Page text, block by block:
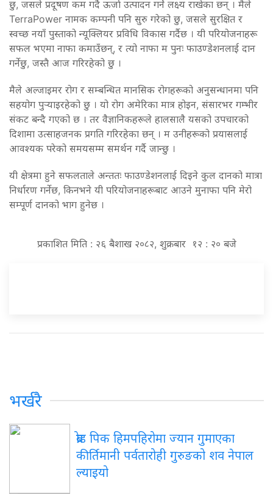
छु, जसले प्रदूषण कम गर्दै ऊर्जा उत्पादन गर्ने लक्ष्य राखेका छन् । मैले
TerraPower नामक कम्पनी पनि सुरु गरेको छु, जसले सुरक्षित र
स्वच्छ नयाँ पुस्ताको न्यूक्लियर प्रविधि विकास गर्दैछ । यी परियोजनाहरू
सफल भएमा नाफा कमाउँछन्, र त्यो नाफा म पुनः फाउण्डेशनलाई दान
गर्नेछु, जस्तै आज गरिरहेको छु ।
मैले अल्जाइमर रोग र सम्बन्धित मानसिक रोगहरूको अनुसन्धानमा पनि
सहयोग पुर्‍याइरहेको छु । यो रोग अमेरिका मात्र होइन, संसारभर गम्भीर
संकट बन्दै गएको छ । तर वैज्ञानिकहरूले हालसालै यसको उपचारको
दिशामा उत्साहजनक प्रगति गरिरहेका छन् । म उनीहरूको प्रयासलाई
आवश्यक परेको समयसम्म समर्थन गर्दै जान्छु ।
यी क्षेत्रमा हुने सफलताले अन्ततः फाउण्डेशनलाई दिइने कुल दानको मात्रा
निर्धारण गर्नेछ, किनभने यी परियोजनाहरूबाट आउने मुनाफा पनि मेरो
सम्पूर्ण दानको भाग हुनेछ ।
प्रकाशित मिति : २६ बैशाख २०८२, शुक्रबार १२ : २० बजे
भर्खरै
ब्रोड पिक हिमपहिरोमा ज्यान गुमाएका
कीर्तिमानी पर्वतारोही गुरुङको शव नेपाल
ल्याइयो